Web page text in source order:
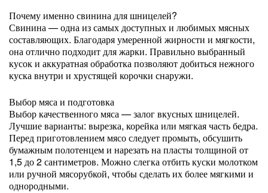
Почему именно свинина для шницелей?
Свинина — одна из самых доступных и любимых мясных
составляющих. Благодаря умеренной жирности и мягкости,
она отлично подходит для жарки. Правильно выбранный
кусок и аккуратная обработка позволяют добиться нежного
куска внутри и хрустящей корочки снаружи.
Выбор мяса и подготовка
Выбор качественного мяса — залог вкусных шницелей.
Лучшие варианты: вырезка, корейка или мягкая часть бедра.
Перед приготовлением мясо следует промыть, обсушить
бумажным полотенцем и нарезать на пласты толщиной от
1,5 до 2 сантиметров. Можно слегка отбить куски молотком
или ручной мясорубкой, чтобы сделать их более мягкими и
однородными.